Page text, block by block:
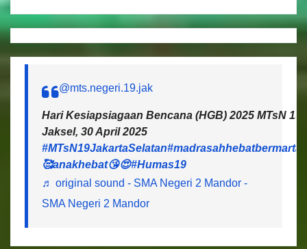
@mts.negeri.19.jak
Hari Kesiapsiagaan Bencana (HGB) 2025 MTsN
Jaksel, 30 April 2025
#MTsN19JakartaSelatan
🥰anakhebat😘😍#Humas19
♬ original sound - SMA Negeri 2 Mandor -
SMA Negeri 2 Mandor